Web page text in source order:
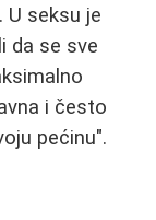
U seksu je
da se sve
i često
pećinu".